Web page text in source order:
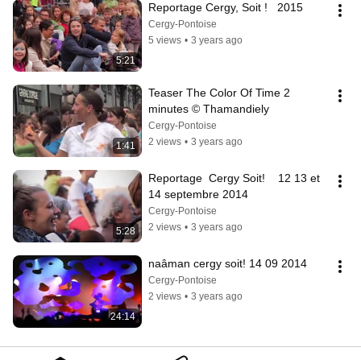
5:21
Reportage Cergy, Soit !   2015
Cergy-Pontoise
5 views • 3 years ago
1:41
Teaser The Color Of Time 2
minutes © Thamandiely
Cergy-Pontoise
2 views • 3 years ago
5:28
Reportage  Cergy Soit!    12 13 et
14 septembre 2014
Cergy-Pontoise
2 views • 3 years ago
24:14
naâman cergy soit! 14 09 2014
Cergy-Pontoise
2 views • 3 years ago